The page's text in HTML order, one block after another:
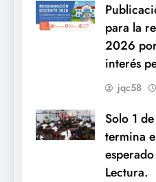
para la
2026
interés
jqc58
Solo 1
termina
Lectura.